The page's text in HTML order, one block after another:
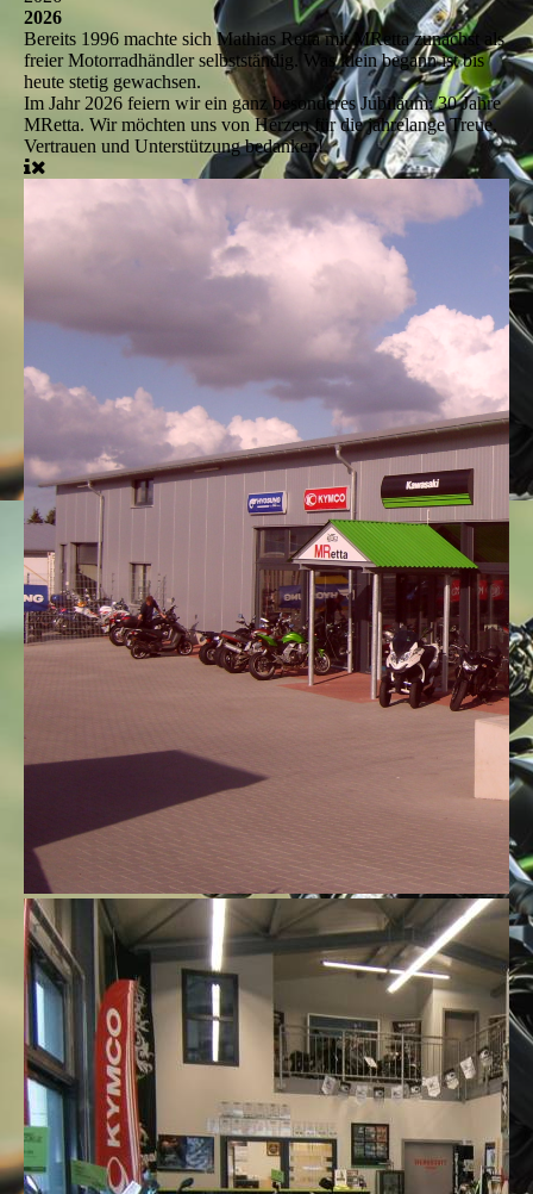
2026
Bereits 1996 machte sich Mathias Retta mit MRetta zunächst als
freier Motorradhändler selbstständig. Was klein begann ist bis
heute stetig gewachsen.
Im Jahr 2026 feiern wir ein ganz besonderes Jubiläum: 30 Jahre
MRetta. Wir möchten uns von Herzen für die jahrelange Treue,
Vertrauen und Unterstützung bedanken!